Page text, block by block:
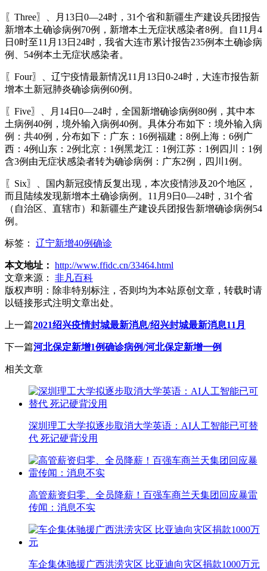
〖Three〗、月13日0—24时，31个省和新疆生产建设兵团报告
新增本土确诊病例70例，新增本土无症状感染者8例。自11月4
日0时至11月13日24时，我省大连市累计报告235例本土确诊病
例、54例本土无症状感染者。
〖Four〗、辽宁疫情最新情况11月13日0-24时，大连市报告新
增本土新冠肺炎确诊病例60例。
〖Five〗、月14日0—24时，全国新增确诊病例80例，其中本
土病例40例，境外输入病例40例。具体分布如下：境外输入病
例：共40例，分布如下：广东：16例福建：8例上海：6例广
西：4例山东：2例北京：1例黑龙江：1例江苏：1例四川：1例
含3例由无症状感染者转为确诊病例：广东2例，四川1例。
〖Six〗、国内新冠疫情反复出现，本次疫情涉及20个地区，
而且陆续发现新增本土确诊病例。11月9日0—24时，31个省
（自治区、直辖市）和新疆生产建设兵团报告新增确诊病例54
例。
标签： 辽宁新增40例确诊
本文地址： http://www.ffidc.cn/33464.html
文章来源：
非凡百科
版权声明： 除非特别标注，否则均为本站原创文章，转载时请
以链接形式注明文章出处。
上一篇2021绍兴疫情封城最新消息/绍兴封城最新消息11月
下一篇河北保定新增1例确诊病例/河北保定新增一例
相关文章
深圳理工大学拟逐步取消大学英语：AI人工智能已可替
代 死记硬背没用
高管薪资归零、全员降薪！百强车商兰天集团回应暴雷
传闻：消息不实
车企集体驰援广西洪涝灾区 比亚迪向灾区捐款1000万元